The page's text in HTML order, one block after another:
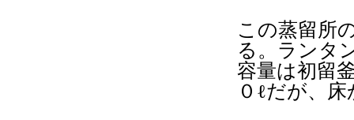
この蒸留所
る。ランタ
容量は初留
０ℓだが、